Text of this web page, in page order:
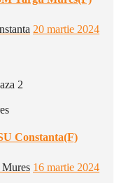
20 martie 2024
2
Constanta(F)
16 martie 2024